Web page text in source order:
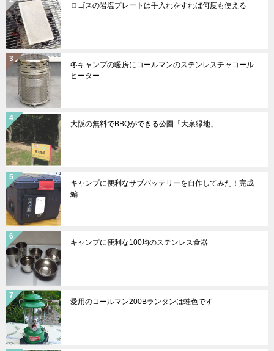
ロゴスの岩塩プレートは手入れをすれば何度も使える
冬キャンプの暖房にコールマンのステンレスチャコール
ヒーター
大阪の無料でBBQができる公園「大泉緑地」
キャンプに便利なサブバッテリーを自作してみた！完成
編
キャンプに便利な100均のステンレス食器
愛用のコールマン200Bランタンは蛙色です